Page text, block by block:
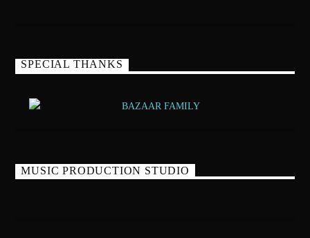
SPECIAL THANKS
MUSIC PRODUCTION STUDIO